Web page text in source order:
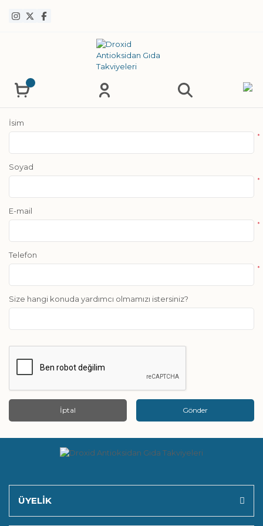
İsim
*
Soyad
*
E-mail
*
Telefon
*
Size hangi konuda yardımcı olmamızı istersiniz?
İptal Gönder
ÜYELİK